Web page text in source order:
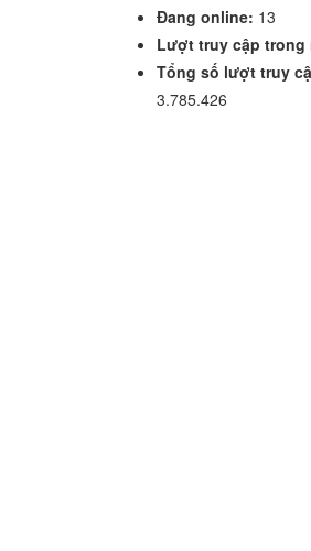
Đang online: 13
Lượt truy cập trong
Tổng số lượt truy
3.785.426